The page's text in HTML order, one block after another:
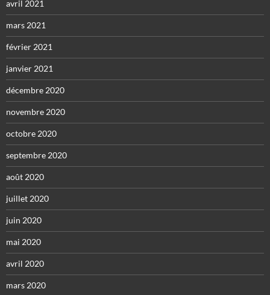
avril 2021
mars 2021
février 2021
janvier 2021
décembre 2020
novembre 2020
octobre 2020
septembre 2020
août 2020
juillet 2020
juin 2020
mai 2020
avril 2020
mars 2020